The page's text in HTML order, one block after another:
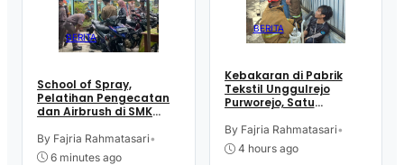
BERITA
School of Spray,
Pelatihan Pengecatan
dan Airbrush di SMK
Kutoarjo
By Fajria Rahmatasari•
6 minutes ago
BERITA
Kebakaran di Pabrik
Tekstil Unggulrejo
Purworejo, Satu
Tulang, Petugas
Damkar Sesak Nafas
By Fajria Rahmatasari•
4 hours ago